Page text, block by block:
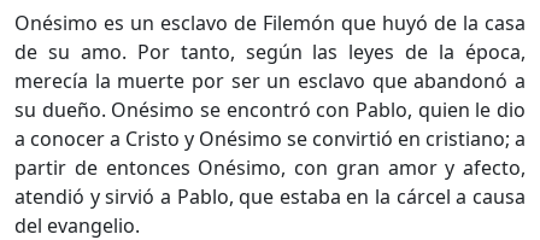
Onésimo es un esclavo de Filemón que huyó de la casa
de su amo. Por tanto, según las leyes de la época,
merecía la muerte por ser un esclavo que abandonó a
su dueño. Onésimo se encontró con Pablo, quien le dio
a conocer a Cristo y Onésimo se convirtió en cristiano; a
partir de entonces Onésimo, con gran amor y afecto,
atendió y sirvió a Pablo, que estaba en la cárcel a causa
del evangelio.